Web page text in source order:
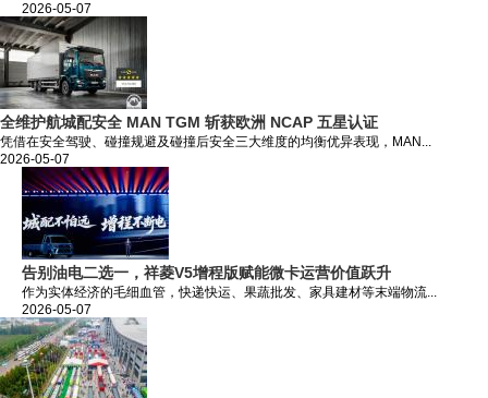
2026-05-07
全维护航城配安全 MAN TGM 斩获欧洲 NCAP 五星认证
凭借在安全驾驶、碰撞规避及碰撞后安全三大维度的均衡优异表现，MAN...
2026-05-07
告别油电二选一，祥菱V5增程版赋能微卡运营价值跃升
作为实体经济的毛细血管，快递快运、果蔬批发、家具建材等末端物流...
2026-05-07